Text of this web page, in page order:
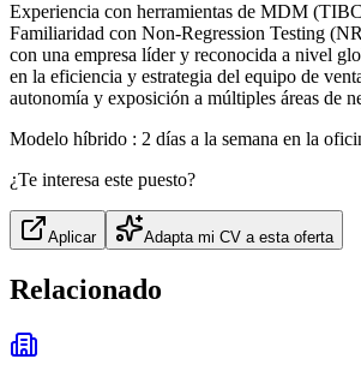
Experiencia con herramientas de MDM
Familiaridad con Non-Regression Testing
con una empresa líder y reconocida a nivel
en la eficiencia y estrategia del equipo de
autonomía y exposición a múltiples áreas de
Modelo híbrido : 2 días a la semana en la
¿Te interesa este puesto?
Aplicar Adapta mi CV a esta oferta
Relacionado